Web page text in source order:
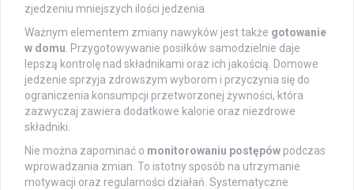
zjedzeniu mniejszych ilości jedzenia.
Ważnym elementem zmiany nawyków jest także gotowanie
w domu . Przygotowywanie posiłków samodzielnie daje
lepszą kontrolę nad składnikami oraz ich jakością. Domowe
jedzenie sprzyja zdrowszym wyborom i przyczynia się do
ograniczenia konsumpcji przetworzonej żywności, która
zazwyczaj zawiera dodatkowe kalorie oraz niezdrowe
składniki.
Nie można zapominać o monitorowaniu postępów podczas
wprowadzania zmian. To istotny sposób na utrzymanie
motywacji oraz regularności działań. Systematyczne